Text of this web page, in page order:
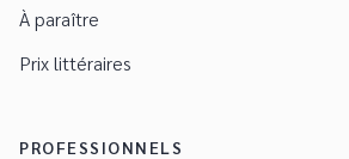
À paraître
Prix littéraires
PROFESSIONNELS